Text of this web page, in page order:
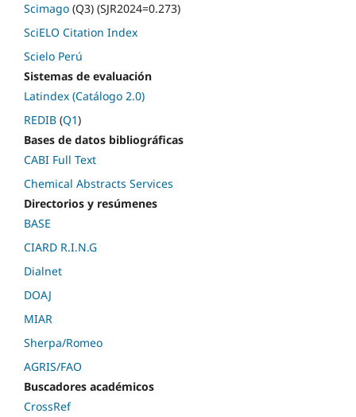
Scimago (Q3) (SJR2024=0.273)
SciELO Citation Index
Scielo Perú
Sistemas de evaluación
Latindex (Catálogo 2.0)
REDIB (Q1)
Bases de datos bibliográficas
CABI Full Text
Chemical Abstracts Services
Directorios y resúmenes
BASE
CIARD R.I.N.G
Dialnet
DOAJ
MIAR
Sherpa/Romeo
AGRIS/FAO
Buscadores académicos
CrossRef